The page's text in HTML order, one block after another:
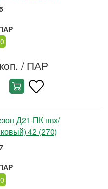
/ ПАР
Д21-ПК пвх/
42 (270)